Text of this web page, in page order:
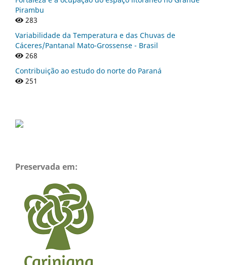
Pirambu
283
Variabilidade da Temperatura e das Chuvas de
Cáceres/Pantanal Mato-Grossense - Brasil
268
Contribuição ao estudo do norte do Paraná
251
Preservada em: